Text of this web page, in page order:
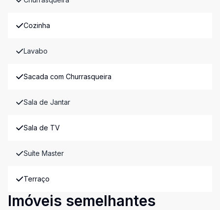
Cozinha
Lavabo
Sacada com Churrasqueira
Sala de Jantar
Sala de TV
Suíte Master
Terraço
Imóveis semelhantes